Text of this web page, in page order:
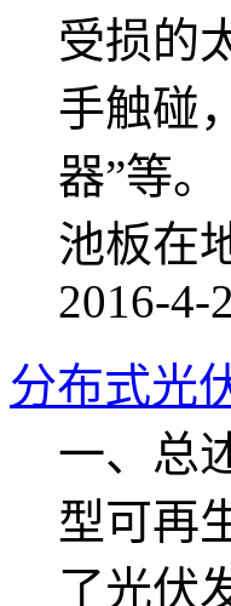
受损的
手触碰
器”等
池板在
2016-4-
分布式光
一、总
型可再
了光伏